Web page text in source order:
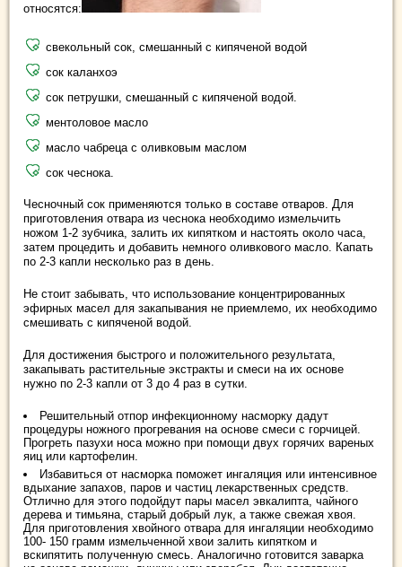
относятся:
свекольный сок, смешанный с кипяченой водой
сок каланхоэ
сок петрушки, смешанный с кипяченой водой.
ментоловое масло
масло чабреца с оливковым маслом
сок чеснока.
Чесночный сок применяются только в составе отваров. Для
приготовления отвара из чеснока необходимо измельчить
ножом 1-2 зубчика, залить их кипятком и настоять около часа,
затем процедить и добавить немного оливкового масло. Капать
по 2-3 капли несколько раз в день.
Не стоит забывать, что использование концентрированных
эфирных масел для закапывания не приемлемо, их необходимо
смешивать с кипяченой водой.
Для достижения быстрого и положительного результата,
закапывать растительные экстракты и смеси на их основе
нужно по 2-3 капли от 3 до 4 раз в сутки.
Решительный отпор инфекционному насморку дадут
процедуры ножного прогревания на основе смеси с горчицей.
Прогреть пазухи носа можно при помощи двух горячих вареных
яиц или картофелин.
Избавиться от насморка поможет ингаляция или интенсивное
вдыхание запахов, паров и частиц лекарственных средств.
Отлично для этого подойдут пары масел эвкалипта, чайного
дерева и тимьяна, старый добрый лук, а также свежая хвоя.
Для приготовления хвойного отвара для ингаляции необходимо
100- 150 грамм измельченной хвои залить кипятком и
вскипятить полученную смесь. Аналогично готовится заварка